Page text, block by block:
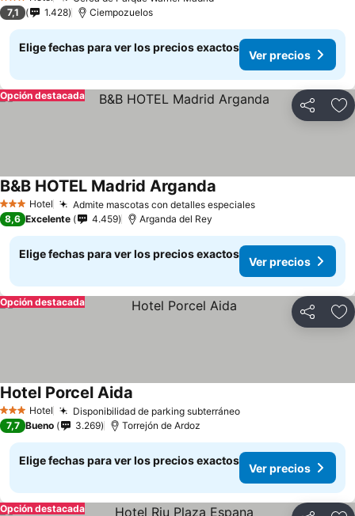
3 Estrellas
7,1 1.428 Ciempozuelos
Elige fechas para ver los precios exactos
Ver precios
Compartir
Opción destacada
3 Estrellas
Hotel Admite mascotas con detalles especiales
B&B HOTEL Madrid Arganda
8,6 Excelente 4.459 Arganda del Rey
Elige fechas para ver los precios exactos
Ver precios
Compartir
Opción destacada
3 Estrellas
Hotel Disponibilidad de parking subterráneo
Hotel Porcel Aida
7,7 Bueno 3.269 Torrejón de Ardoz
Elige fechas para ver los precios exactos
Ver precios
Opción destacada